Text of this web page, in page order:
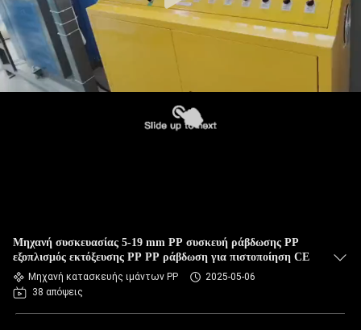
Μηχανή συσκευασίας 5-19 mm PP συσκευή ράβδωσης PP
εξοπλισμός εκτόξευσης PP PP ράβδωση για πιστοποίηση CE
Μηχανή κατασκευής ιμάντων PP
2025-05-06
38 απόψεις